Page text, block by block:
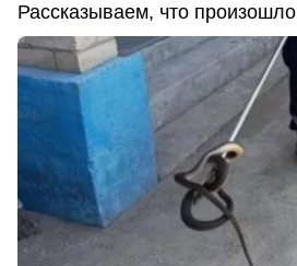
Рассказываем, что произошло